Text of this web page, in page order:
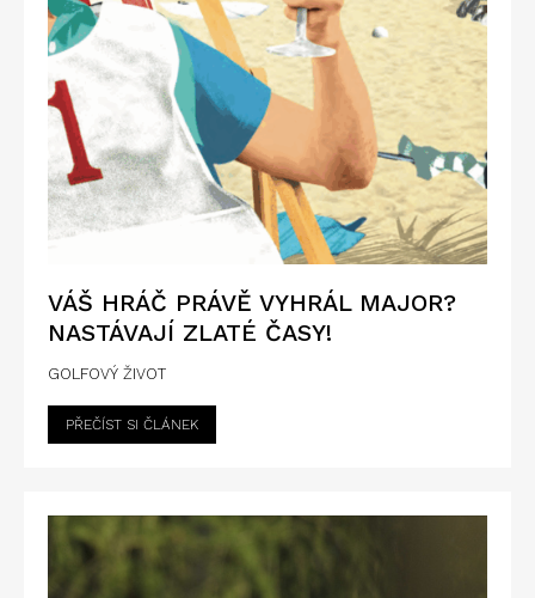
VÁŠ HRÁČ PRÁVĚ VYHRÁL MAJOR?
NASTÁVAJÍ ZLATÉ ČASY!
GOLFOVÝ ŽIVOT
PŘEČÍST SI ČLÁNEK